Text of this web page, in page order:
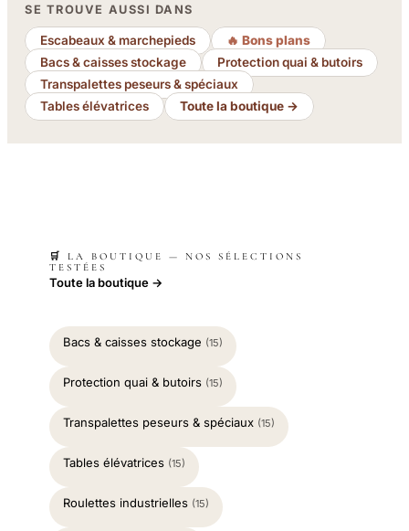
SE TROUVE AUSSI DANS
Escabeaux & marchepieds
🔥 Bons plans
Bacs & caisses stockage
Protection quai & butoirs
Transpalettes peseurs & spéciaux
Tables élévatrices
Toute la boutique →
🛒 LA BOUTIQUE — NOS SÉLECTIONS
TESTÉES
Toute la boutique →
Bacs & caisses stockage (15)
Protection quai & butoirs (15)
Transpalettes peseurs & spéciaux (15)
Tables élévatrices (15)
Roulettes industrielles (15)